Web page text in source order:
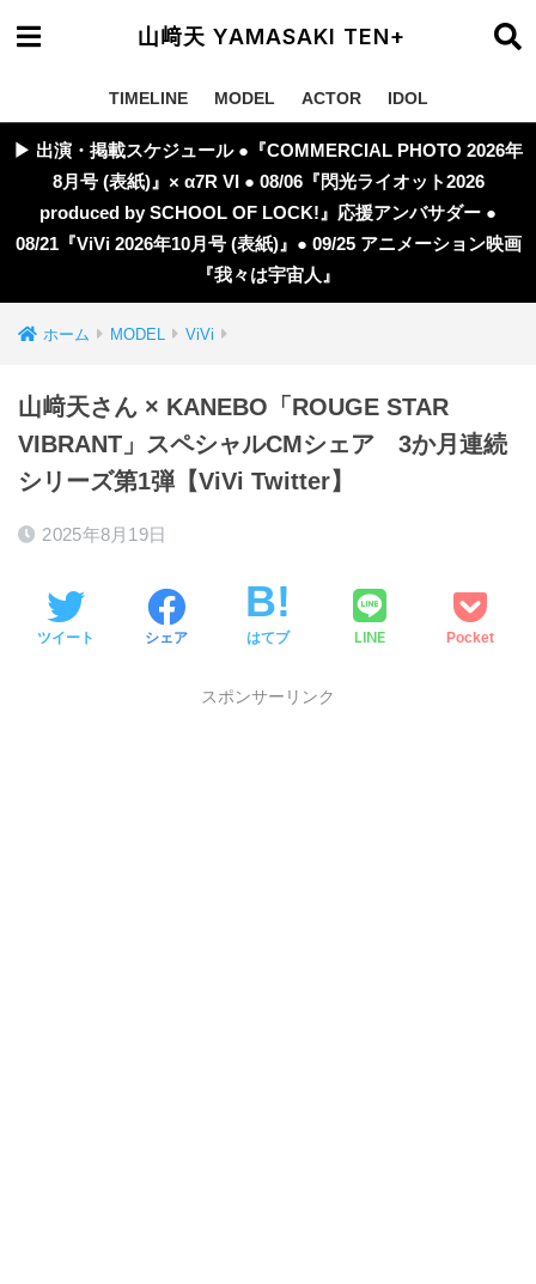
山﨑天 YAMASAKI TEN+
TIMELINE MODEL ACTOR IDOL
▶︎ 出演・掲載スケジュール ●『COMMERCIAL PHOTO 2026年
8月号 (表紙)』× α7R VI ● 08/06『閃光ライオット2026
produced by SCHOOL OF LOCK!』応援アンバサダー ●
08/21『ViVi 2026年10月号 (表紙)』● 09/25 アニメーション映画
『我々は宇宙人』
ホーム MODEL ViVi
山﨑天さん × KANEBO「ROUGE STAR
VIBRANT」スペシャルCMシェア 3か月連続
シリーズ第1弾【ViVi Twitter】
2025年8月19日
ツイート シェア はてブ LINE Pocket
スポンサーリンク